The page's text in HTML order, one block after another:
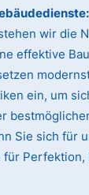
wir die
effektive
ein, um
Sie sich für
Perfektion,